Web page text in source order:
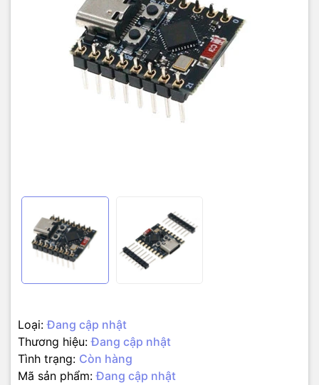
Loại: Đang cập nhật
Thương hiệu: Đang cập nhật
Tình trạng: Còn hàng
Mã sản phẩm: Đang cập nhật